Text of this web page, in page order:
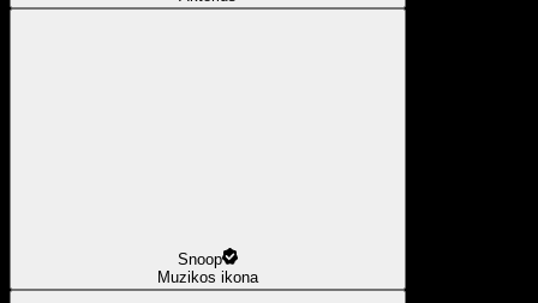
Snoop
Muzikos ikona